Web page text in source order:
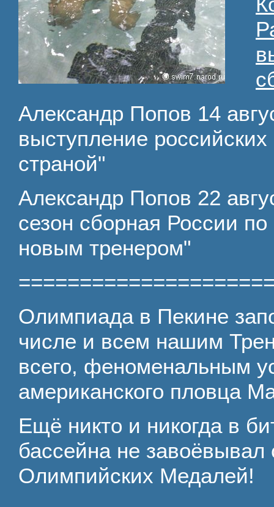
Александр Попов 14
выступление
страной"
Александр Попов 22
сезон сборная России
новым тренером"
Олимпиада в Пекине
числе и всем нашим
всего, феноменальным
американского пловца
Ещё никто и никогда в
бассейна не
Олимпийских Медалей!